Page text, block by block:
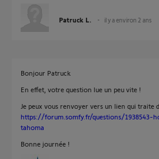
Patruck L. il y a environ 2 ans
Bonjour Patruck
En effet, votre question lue un peu vite !
Je peux vous renvoyer vers un lien qui traite
https://forum.somfy.fr/questions/1938543-
tahoma
Bonne journée !